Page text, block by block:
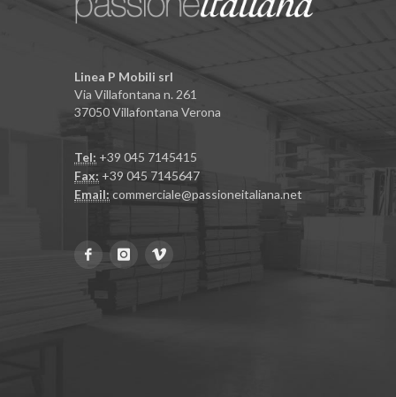
Linea P Mobili srl
Via Villafontana n. 261
37050 Villafontana Verona
Tel: +39 045 7145415
Fax: +39 045 7145647
Email: commerciale@passioneitaliana.net